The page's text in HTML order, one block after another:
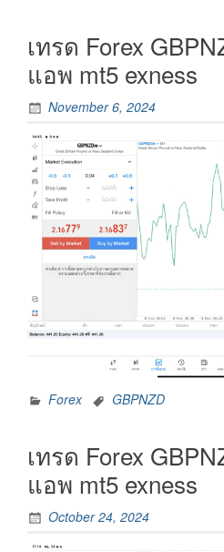
เทรด Forex
แอพ mt5 exness
November 6, 2024
Forex GBPNZD
เทรด Forex
แอพ mt5 exness
October 24, 2024